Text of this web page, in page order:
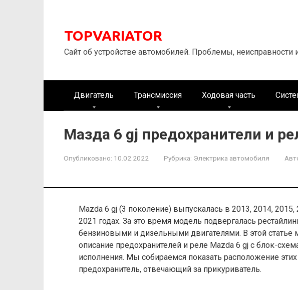
TOPVARIATOR
Сайт об устройстве автомобилей. Проблемы, неисправности
Двигатель Трансмиссия Ходовая часть
Мазда 6 gj предохранители и
Опубликовано: 10.02.2022 Рубрика: Электрика автомобиля
Mazda 6 gj (3 поколение) выпускалась в 2013, 2014, 2015,
2021 годах. За это время модель подвергалась
бензиновыми и дизельными двигателями. В этой
описание предохранителей и реле Mazda 6 gj с блок-
исполнения. Мы собираемся показать расположение
предохранитель, отвечающий за прикуриватель.